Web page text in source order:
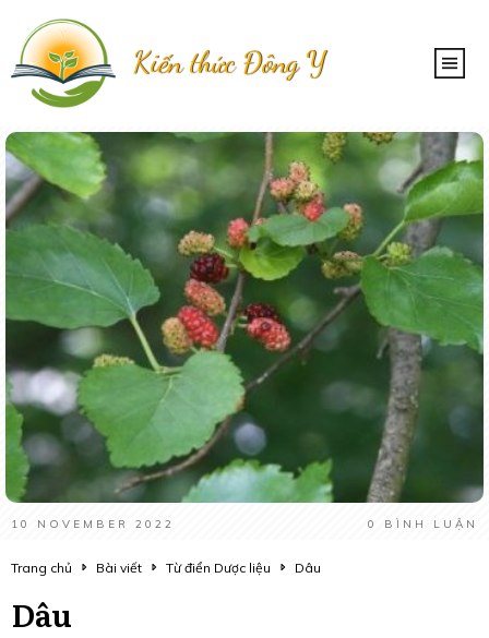
Kiến thức Đông Y
10 NOVEMBER 2022 0 BÌNH LUẬN
Trang chủ Bài viết Từ điển Dược liệu Dâu
Dâu